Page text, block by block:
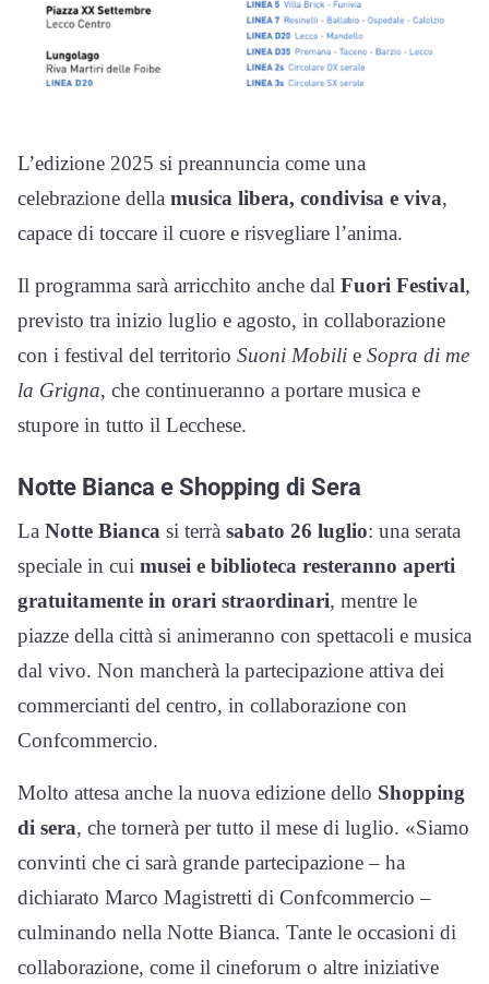
L’edizione 2025 si preannuncia come una
celebrazione della musica libera, condivisa e viva,
capace di toccare il cuore e risvegliare l’anima.
Il programma sarà arricchito anche dal Fuori Festival,
previsto tra inizio luglio e agosto, in collaborazione
con i festival del territorio Suoni Mobili e Sopra di me
la Grigna, che continueranno a portare musica e
stupore in tutto il Lecchese.
Notte Bianca e Shopping di Sera
La Notte Bianca si terrà sabato 26 luglio: una serata
speciale in cui musei e biblioteca resteranno aperti
gratuitamente in orari straordinari, mentre le
piazze della città si animeranno con spettacoli e musica
dal vivo. Non mancherà la partecipazione attiva dei
commercianti del centro, in collaborazione con
Confcommercio.
Molto attesa anche la nuova edizione dello Shopping
di sera, che tornerà per tutto il mese di luglio. «Siamo
convinti che ci sarà grande partecipazione – ha
dichiarato Marco Magistretti di Confcommercio –
culminando nella Notte Bianca. Tante le occasioni di
collaborazione, come il cineforum o altre iniziative